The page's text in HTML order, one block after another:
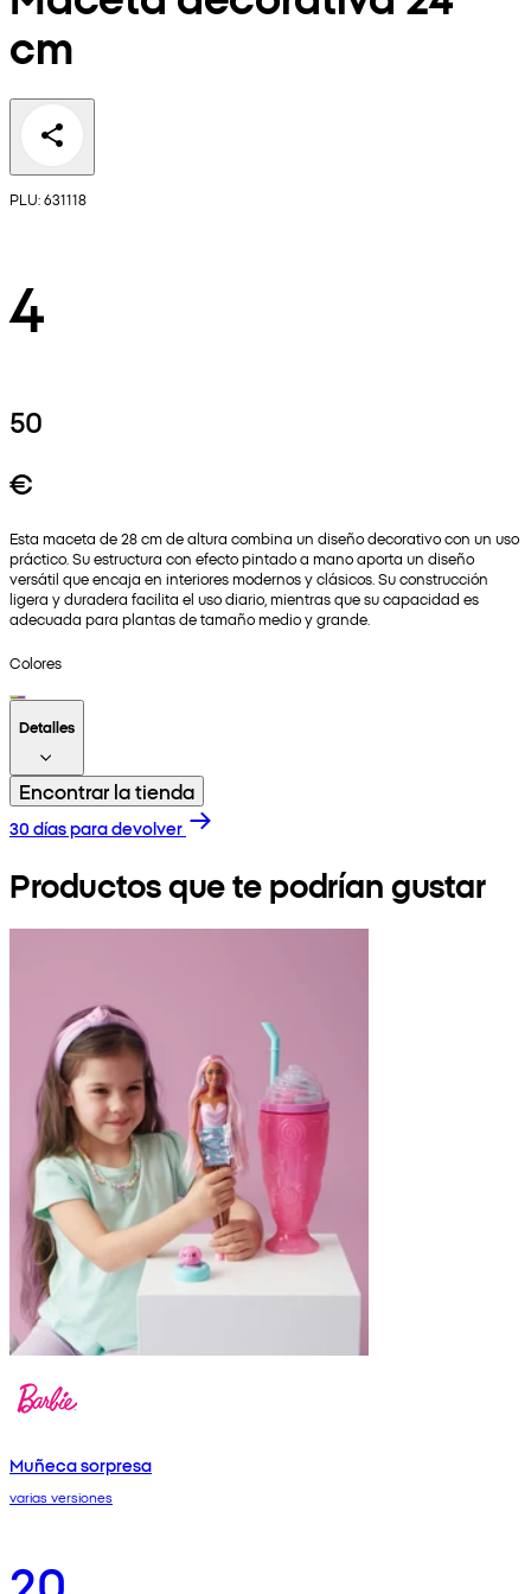
cm
PLU: 631118
4
50
€
Esta maceta de 28 cm de altura combina un diseño decorativo con un uso
práctico. Su estructura con efecto pintado a mano aporta un diseño
versátil que encaja en interiores modernos y clásicos. Su construcción
ligera y duradera facilita el uso diario, mientras que su capacidad es
adecuada para plantas de tamaño medio y grande.
Colores
Detalles
Encontrar la tienda
30 días para devolver
Productos que te podrían gustar
Muñeca sorpresa
varias versiones